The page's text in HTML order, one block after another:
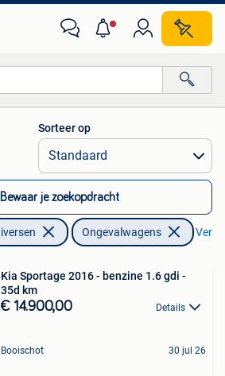
Alle afstanden…
Sorteer op
Bewaar je zoekopdracht
Ongevalwagens
Kia Sportage 2016 - benzine 1.6 gdi -
35d km
€ 14.900,00 Details
Booischot 30 jul 26